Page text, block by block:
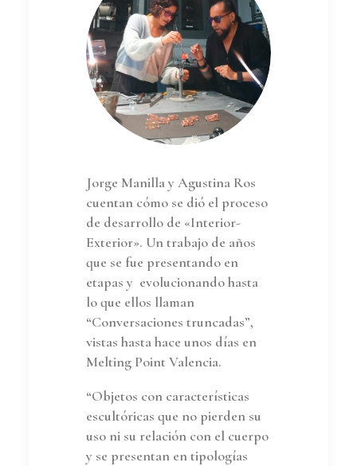
Jorge Manilla y Agustina Ros
cuentan cómo se dió el proceso
de desarrollo de «Interior-
Exterior». Un trabajo de años
que se fue presentando en
etapas y evolucionando hasta
lo que ellos llaman
“Conversaciones truncadas”,
vistas hasta hace unos días en
Melting Point Valencia.
“Objetos con características
escultóricas que no pierden su
uso ni su relación con el cuerpo
y se presentan en tipologías